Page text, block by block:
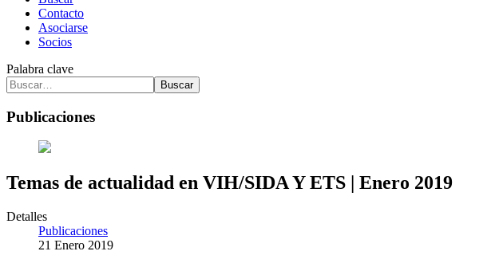
Contacto
Asociarse
Socios
Palabra clave
Buscar
Publicaciones
Temas de actualidad en VIH/SIDA Y ETS | Enero 2019
Detalles
Publicaciones
21 Enero 2019